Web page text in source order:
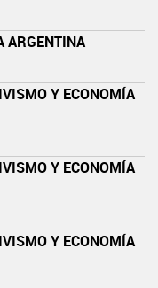
ARGENTINA
Y ECONOMÍA
Y ECONOMÍA
Y ECONOMÍA